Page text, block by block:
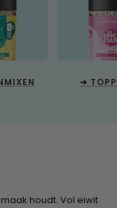
➔
houdt. Vol eiwit